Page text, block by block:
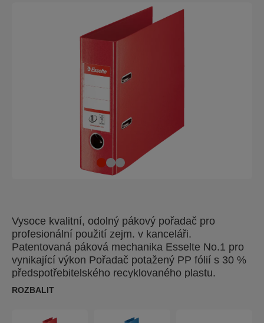
Vysoce kvalitní, odolný pákový pořadač pro
profesionální použití zejm. v kanceláři.
Patentovaná páková mechanika Esselte No.1 pro
vynikající výkon Pořadač potažený PP fólií s 30 %
předspotřebitelského recyklovaného plastu.
ROZBALIT